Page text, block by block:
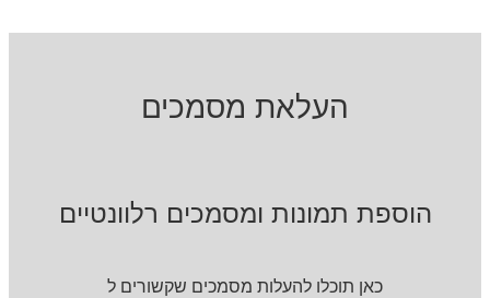
העלאת מסמכים
הוספת תמונות ומסמכים רלוונטיים
כאן תוכלו להעלות מסמכים שקשורים ל